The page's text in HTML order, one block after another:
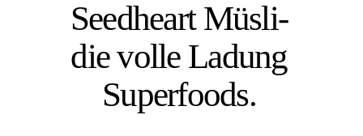
Seedheart Müsli-
die volle Ladung
Superfoods.